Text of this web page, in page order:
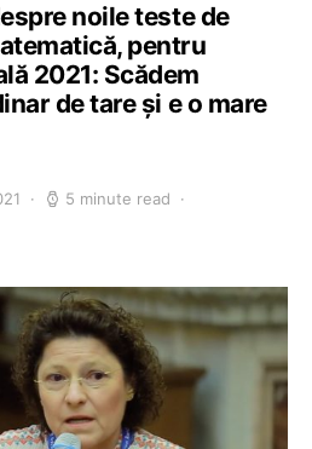
noile teste de
pentru
2021: Scădem
de tare și e o mare
5 minute read